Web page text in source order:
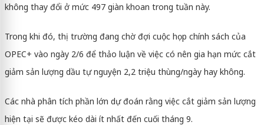
không thay đổi ở mức 497 giàn khoan trong tuần này.
Trong khi đó, thị trường đang chờ đợi cuộc họp chính sách của
OPEC+ vào ngày 2/6 để thảo luận về việc có nên gia hạn mức cắt
giảm sản lượng dầu tự nguyện 2,2 triệu thùng/ngày hay không.
Các nhà phân tích phần lớn dự đoán rằng việc cắt giảm sản lượng
hiện tại sẽ được kéo dài ít nhất đến cuối tháng 9.